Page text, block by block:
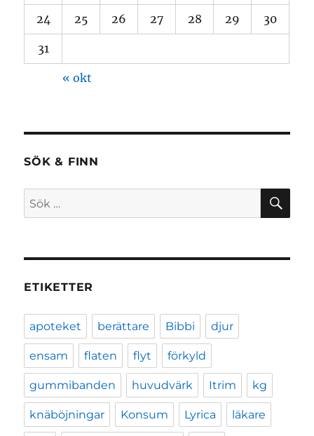
24 25 26 27 28 29 30
31
« okt
SÖK & FINN
Sök
efter:
ETIKETTER
apoteket berättare Bibbi djur
ensam flaten flyt förkyld
gummibanden huvudvärk Itrim kg
knäböjningar Konsum Lyrica läkare